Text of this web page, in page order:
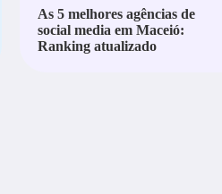
As 5 melhores agências de
social media em Maceió:
Ranking atualizado